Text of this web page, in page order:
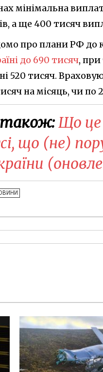
мінімальна
а ще 400 тисяч
про плани РФ до
до 690 тисяч, при
520 тисяч.
на місяць, чи по
Що це
що (не)